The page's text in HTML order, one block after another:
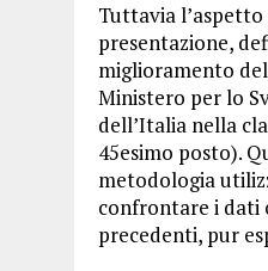
Tuttavia
presentazione,
miglioramento
Ministero per lo
dell’Italia nella
45esimo posto).
metodologia
confrontare i dati
precedenti, pur